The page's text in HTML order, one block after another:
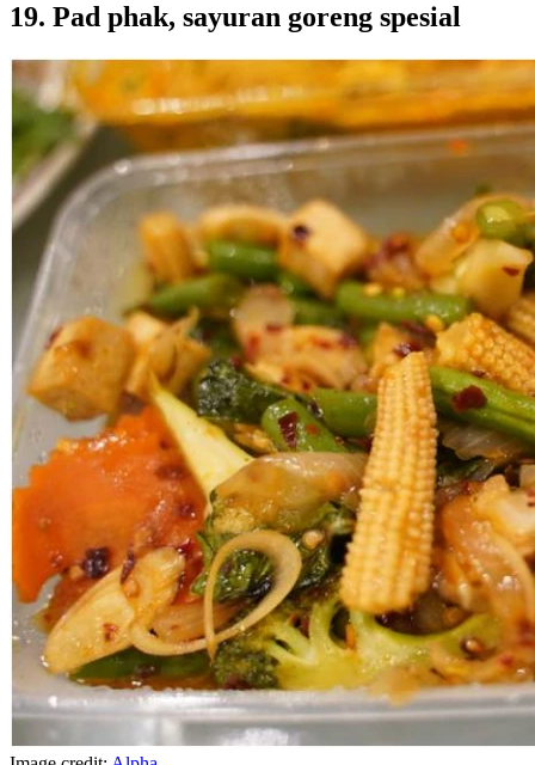
19. Pad phak, sayuran goreng spesial